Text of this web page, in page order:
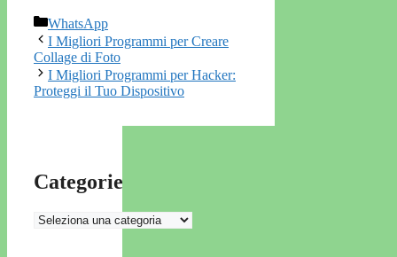
Categorie
WhatsApp
I Migliori Programmi per Creare
Collage di Foto
I Migliori Programmi per Hacker:
Proteggi il Tuo Dispositivo
Categorie
Categorie